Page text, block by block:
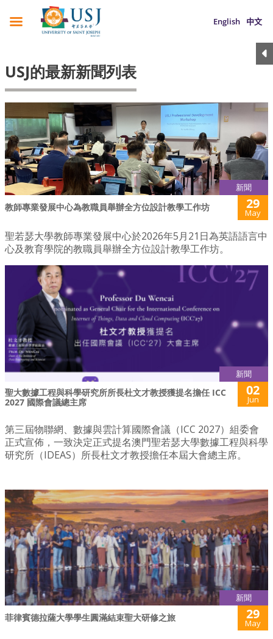
English 中文
USJ的最新新聞列表
新聞
教師專業發展中心為教職員舉辦全方位設計教學工作坊 29
May
聖若瑟大學教師專業發展中心於2026年5月21日為英語語言中
心及教育學院的教職員舉辦全方位設計教學工作坊。
新聞
聖大數據工程與科學研究所所長杜文才教授獲提名擔任 ICC
2027 國際會議總主席
02
Jun
第三屆物聯網、數據與雲計算國際會議（ICC 2027）組委會
正式宣佈，一致決定正式提名澳門聖若瑟大學數據工程與科學
研究所（IDEAS）所長杜文才教授擔任本屆大會總主席。
新聞
菲律賓德拉薩大學學生圓滿結束聖大研修之旅 29
May